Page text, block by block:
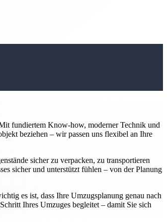
fundiertem Know-how, moderner Technik und
beziehen – wir passen uns flexibel an Ihre
sicher zu verpacken, zu transportieren
sicher und unterstützt fühlen – von der Planung
es ist, dass Ihre Umzugsplanung genau nach
Ihres Umzuges begleitet – damit Sie sich